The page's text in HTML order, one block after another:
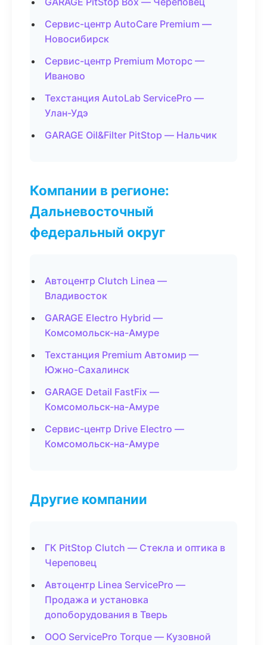
Сервис-центр AutoCare Premium —
Новосибирск
Сервис-центр Premium Моторс —
Иваново
Техстанция AutoLab ServicePro —
Улан-Удэ
GARAGE Oil&Filter PitStop — Нальчик
Компании в регионе:
Дальневосточный
федеральный округ
Автоцентр Clutch Linea —
Владивосток
GARAGE Electro Hybrid —
Комсомольск-на-Амуре
Техстанция Premium Автомир —
Южно-Сахалинск
GARAGE Detail FastFix —
Комсомольск-на-Амуре
Сервис-центр Drive Electro —
Комсомольск-на-Амуре
Другие компании
ГК PitStop Clutch — Стекла и оптика в
Череповец
Автоцентр Linea ServicePro —
Продажа и установка
допоборудования в Тверь
ООО ServicePro Torque — Кузовной